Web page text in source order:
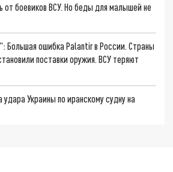
от боевиков ВСУ. Но беды для малышей не
Большая ошибка Palantir в России. Страны
поставки оружия. ВСУ теряют
Украины по иранскому судну на